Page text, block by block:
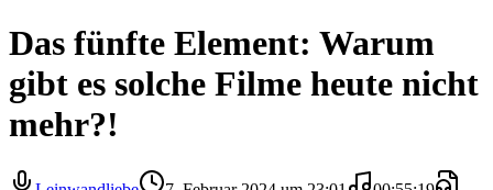
Das fünfte Element: Warum
gibt es solche Filme heute nicht
mehr?!